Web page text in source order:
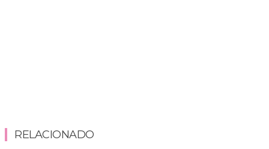
RELACIONADO